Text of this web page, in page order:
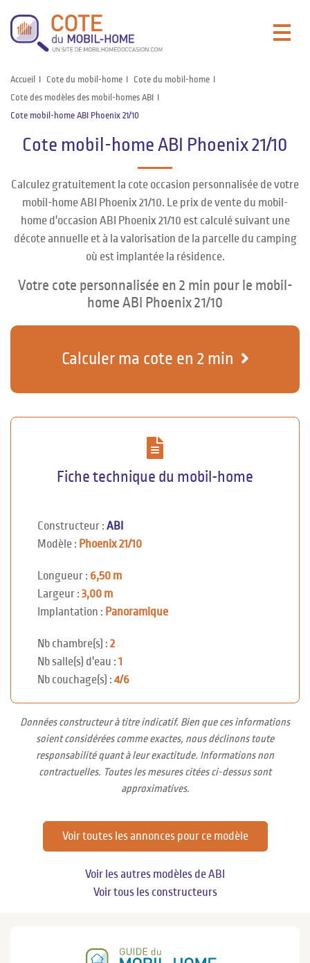
Accueil Cote du mobil-home
Cote du mobil-home
Cote des modèles des mobil-homes ABI
Cote mobil-home ABI Phoenix 21/10
Cote mobil-home ABI Phoenix 21/10
Calculez gratuitement la cote occasion personnalisée de votre
mobil-home ABI Phoenix 21/10. Le prix de vente du mobil-
home d'occasion ABI Phoenix 21/10 est calculé suivant une
décote annuelle et à la valorisation de la parcelle du camping
où est implantée la résidence.
Votre cote personnalisée en 2 min pour le mobil-
home ABI Phoenix 21/10
Calculer ma cote en 2 min
Fiche technique du mobil-home
Constructeur : ABI
Modèle : Phoenix 21/10
Longueur : 6,50 m
Largeur : 3,00 m
Implantation : Panoramique
Nb chambre(s) : 2
Nb salle(s) d'eau : 1
Nb couchage(s) : 4/6
Données constructeur à titre indicatif. Bien que ces informations
soient considérées comme exactes, nous déclinons toute
responsabilité quant à leur exactitude. Informations non
contractuelles. Toutes les mesures citées ci-dessus sont
approximatives.
Voir toutes les annonces pour ce modèle
Voir les autres modèles de ABI
Voir tous les constructeurs